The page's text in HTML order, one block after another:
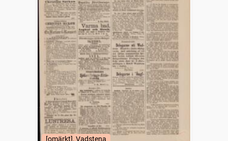
[omärkt], Vadstena